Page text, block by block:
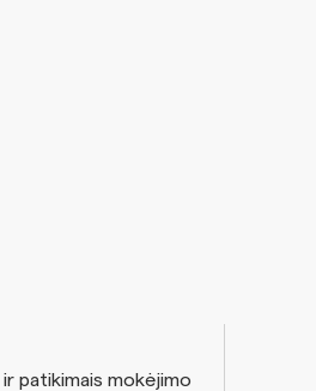
patikimais mokėjimo